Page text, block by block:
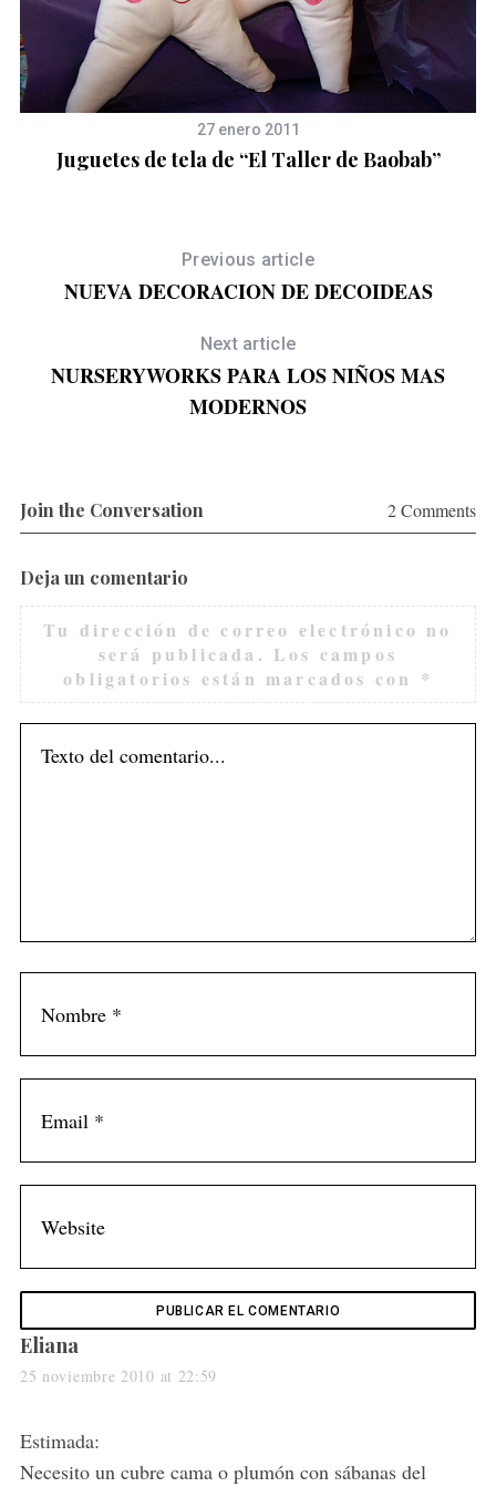
27 enero 2011
Juguetes de tela de “El Taller de Baobab”
Previous article
NUEVA DECORACION DE DECOIDEAS
Next article
NURSERYWORKS PARA LOS NIÑOS MAS
MODERNOS
Join the Conversation 2 Comments
Deja un comentario
Tu dirección de correo electrónico no
será publicada. Los campos
obligatorios están marcados con *
s
a
s
:
Eliana
25 noviembre 2010 at 22:59
Estimada:
Necesito un cubre cama o plumón con sábanas del
S
e
a
c
h
o